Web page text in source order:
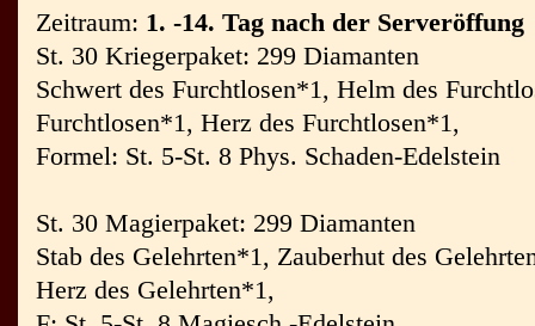
Zeitraum: 1. -14. Tag nach der Serveröffung
St. 30 Kriegerpaket: 299 Diamanten
Schwert des Furchtlosen*1, Helm des
Furchtlosen*1, Herz des Furchtlosen*1,
Formel: St. 5-St. 8 Phys. Schaden-Edelstein
St. 30 Magierpaket: 299 Diamanten
Stab des Gelehrten*1, Zauberhut des
Herz des Gelehrten*1,